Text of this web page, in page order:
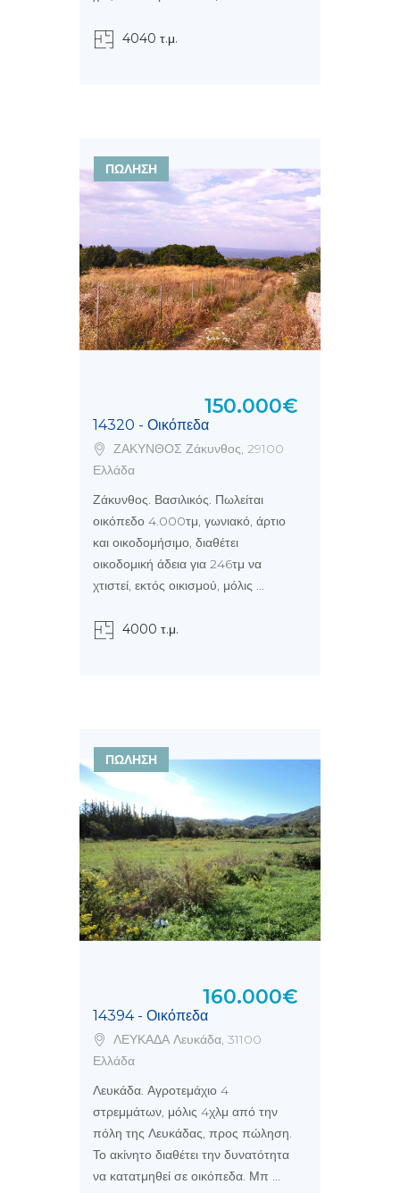
4040 τ.μ.
ΠΩΛΗΣΗ
14320 - Οικόπεδα
150.000€
ΖΑΚΥΝΘΟΣ Ζάκυνθος, 29100
Ελλάδα
Ζάκυνθος. Βασιλικός. Πωλείται
οικόπεδο 4.000τμ, γωνιακό, άρτιο
και οικοδομήσιμο, διαθέτει
οικοδομική άδεια για 246τμ να
χτιστεί, εκτός οικισμού, μόλις ...
4000 τ.μ.
ΠΩΛΗΣΗ
14394 - Οικόπεδα
160.000€
ΛΕΥΚΑΔΑ Λευκάδα, 31100
Ελλάδα
Λευκάδα. Αγροτεμάχιο 4
στρεμμάτων, μόλις 4χλμ από την
πόλη της Λευκάδας, προς πώληση.
Το ακίνητο διαθέτει την δυνατότητα
να κατατμηθεί σε οικόπεδα. Μπ ...